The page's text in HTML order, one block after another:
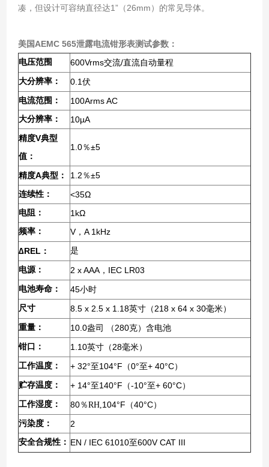
凑，但设计可容纳直径达1”（26mm）的常见导体。
美国AEMC 565泄露电流钳形表测试参数：
电压范围 600Vrms交流/直流自动量程
大分辨率： 0.1 伏
电流范围： 100Arms AC
大分辨率： 10µA
精度V典型
值：
1.0％±5
精度A典型： 1.2 ％±5
连续性： <35Ω
电阻： 1kΩ
频率： V， A 1kHz
∆REL ： 是
电源： 2 x AAA， IEC LR03
电池寿命： 45小时
尺寸 8.5 x 2.5 x 1.18英寸（ 218 x 64 x 30毫米）
重量： 10.0盎司 （ 280克）含电池
钳口： 1.10英寸（ 28毫米）
工作温度： + 32°至104°F （0°至+ 40°C）
贮存温度： + 14°至140°F （-10°至+ 60°C）
工作湿度： 80％RH, 104°F （40°C）
污染度： 2
安全合规性： EN / IEC 61010至600V CAT III